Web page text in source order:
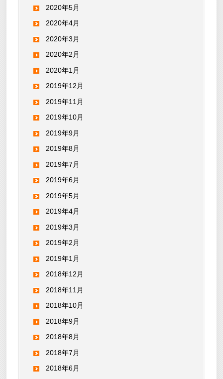
2020年5月
2020年4月
2020年3月
2020年2月
2020年1月
2019年12月
2019年11月
2019年10月
2019年9月
2019年8月
2019年7月
2019年6月
2019年5月
2019年4月
2019年3月
2019年2月
2019年1月
2018年12月
2018年11月
2018年10月
2018年9月
2018年8月
2018年7月
2018年6月